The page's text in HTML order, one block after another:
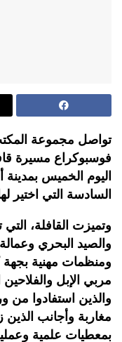
تواصل مجموعة
فوسبوكراع مسيرة
اليوم الخميس
السادسة التي اختير
وتميزت القافلة،
والصيد البحري
مربي الإبل
والذين استفادوا من
مغاربة وأجانب الذين
بمعطيات علمية